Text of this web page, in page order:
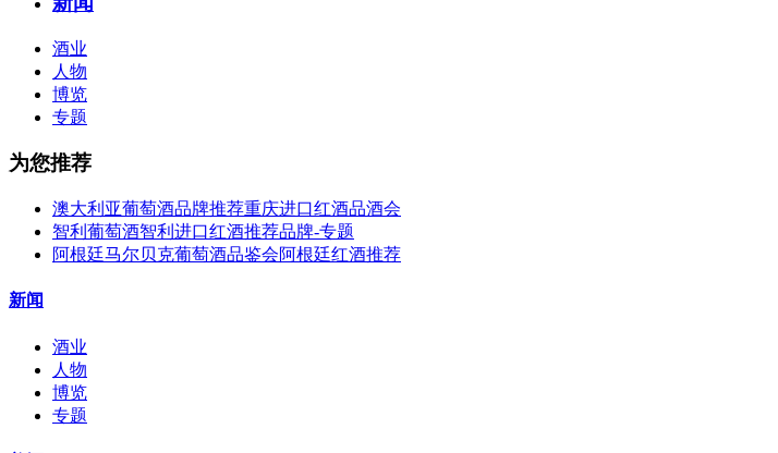
酒业
人物
博览
专题
为您推荐
澳大利亚葡萄酒品牌推荐重庆进口红酒品酒会
智利葡萄酒智利进口红酒推荐品牌-专题
阿根廷马尔贝克葡萄酒品鉴会阿根廷红酒推荐
新闻
酒业
人物
博览
专题